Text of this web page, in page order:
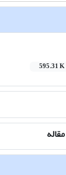
595.31 K